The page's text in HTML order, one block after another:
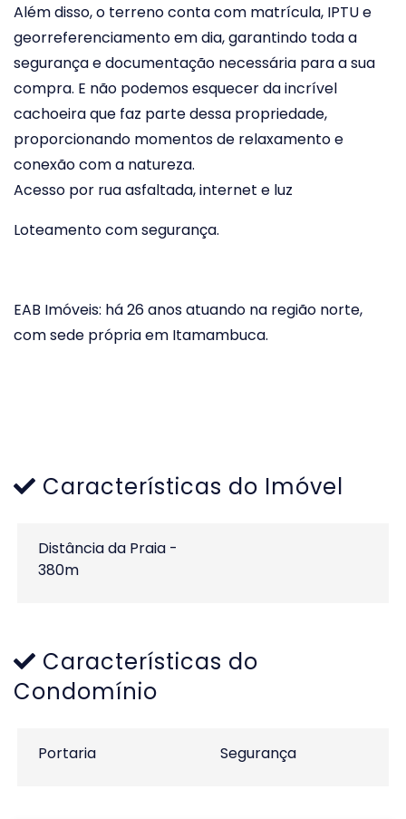
Além disso, o terreno conta com matrícula, IPTU e
georreferenciamento em dia, garantindo toda a
segurança e documentação necessária para a sua
compra. E não podemos esquecer da incrível
cachoeira que faz parte dessa propriedade,
proporcionando momentos de relaxamento e
conexão com a natureza.
Acesso por rua asfaltada, internet e luz
Loteamento com segurança.
EAB Imóveis: há 26 anos atuando na região norte,
com sede própria em Itamambuca.
Características do Imóvel
Distância da Praia -
380m
Características do
Condomínio
Portaria Segurança